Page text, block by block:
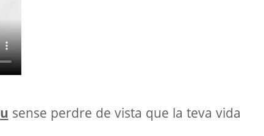
u sense perdre de vista que la teva vida